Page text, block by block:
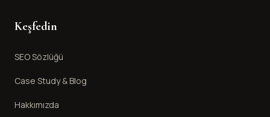
Keşfedin
SEO Sözlüğü
Case Study & Blog
Hakkımızda